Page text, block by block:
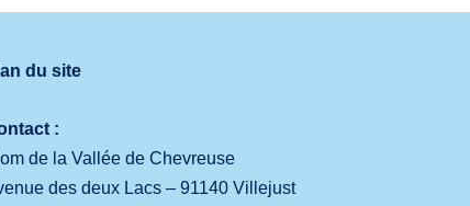
du site
:
de la Vallée de Chevreuse
des deux Lacs – 91140 Villejust